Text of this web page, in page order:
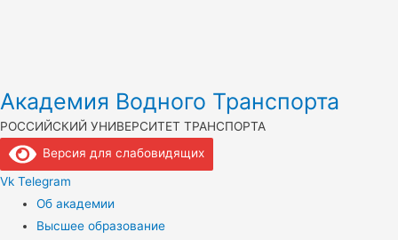
Академия Водного Транспорта
РОССИЙСКИЙ УНИВЕРСИТЕТ ТРАНСПОРТА
Версия для слабовидящих
Vk Telegram
Об академии
Высшее образование